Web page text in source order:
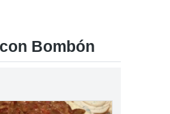
Bombón